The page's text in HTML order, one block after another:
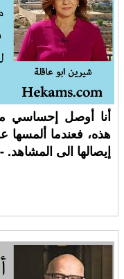
أنا أوصل إحساسي
هذه، فعندما
إيصالها الى